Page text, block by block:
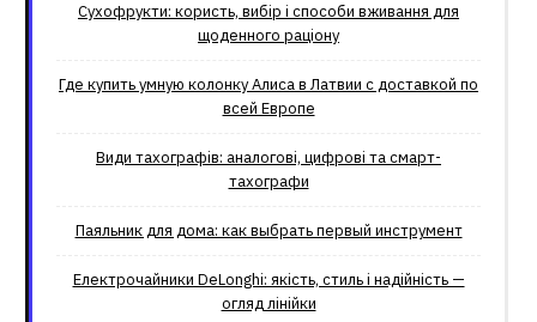
Сухофрукти: користь, вибір і способи вживання для
щоденного раціону
Где купить умную колонку Алиса в Латвии с доставкой по
всей Европе
Види тахографів: аналогові, цифрові та смарт-
тахографи
Паяльник для дома: как выбрать первый инструмент
Електрочайники DeLonghi: якість, стиль і надійність —
огляд лінійки